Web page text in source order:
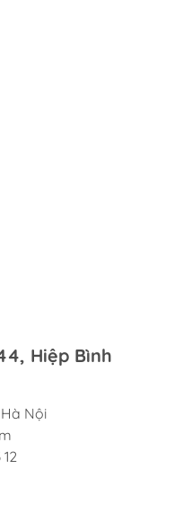
Hiệp Bình
Nội